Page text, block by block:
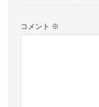
コメント ※